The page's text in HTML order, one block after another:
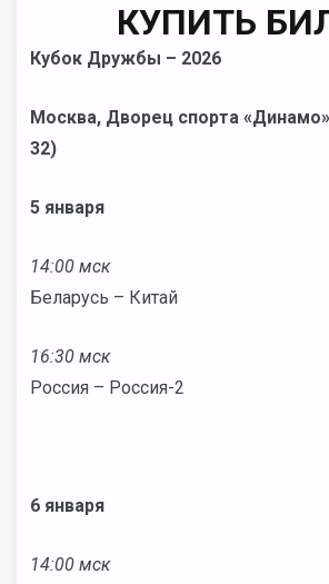
КУПИТЬ
Кубок Дружбы – 2026
Москва, Дворец спорта
32)
5 января
14:00 мск
Беларусь – Китай
16:30 мск
Россия – Россия-2
6 января
14:00 мск